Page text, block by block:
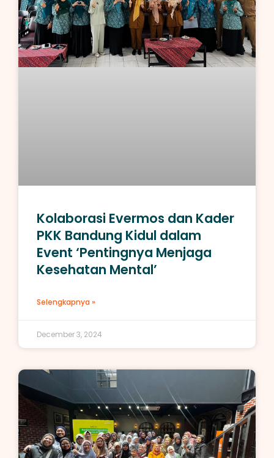
Kolaborasi Evermos dan Kader
PKK Bandung Kidul dalam
Event ‘Pentingnya Menjaga
Kesehatan Mental’
Selengkapnya »
December 3, 2024